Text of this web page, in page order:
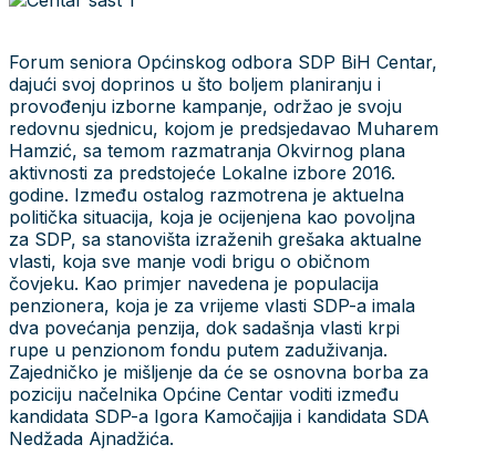
Forum seniora Općinskog odbora SDP BiH Centar,
dajući svoj doprinos u što boljem planiranju i
provođenju izborne kampanje, održao je svoju
redovnu sjednicu, kojom je predsjedavao Muharem
Hamzić, sa temom razmatranja Okvirnog plana
aktivnosti za predstojeće Lokalne izbore 2016.
godine. Između ostalog razmotrena je aktuelna
politička situacija, koja je ocijenjena kao povoljna
za SDP, sa stanovišta izraženih grešaka aktualne
vlasti, koja sve manje vodi brigu o običnom
čovjeku. Kao primjer navedena je populacija
penzionera, koja je za vrijeme vlasti SDP-a imala
dva povećanja penzija, dok sadašnja vlasti krpi
rupe u penzionom fondu putem zaduživanja.
Zajedničko je mišljenje da će se osnovna borba za
poziciju načelnika Općine Centar voditi između
kandidata SDP-a Igora Kamočajija i kandidata SDA
Nedžada Ajnadžića.